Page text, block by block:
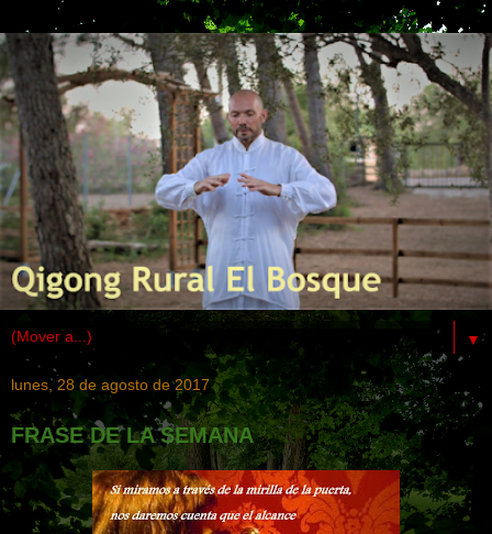
▼
lunes, 28 de agosto de 2017
FRASE DE LA SEMANA